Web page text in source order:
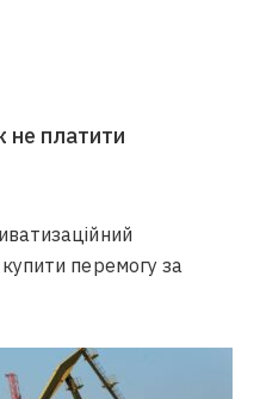
не платити
перемогу за